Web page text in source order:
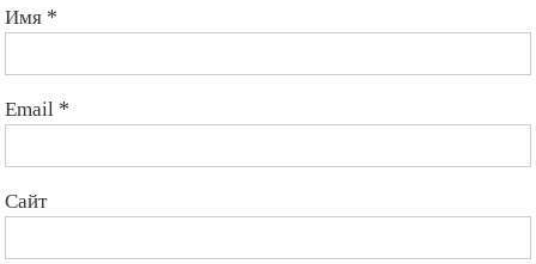
Имя *
Email *
Сайт